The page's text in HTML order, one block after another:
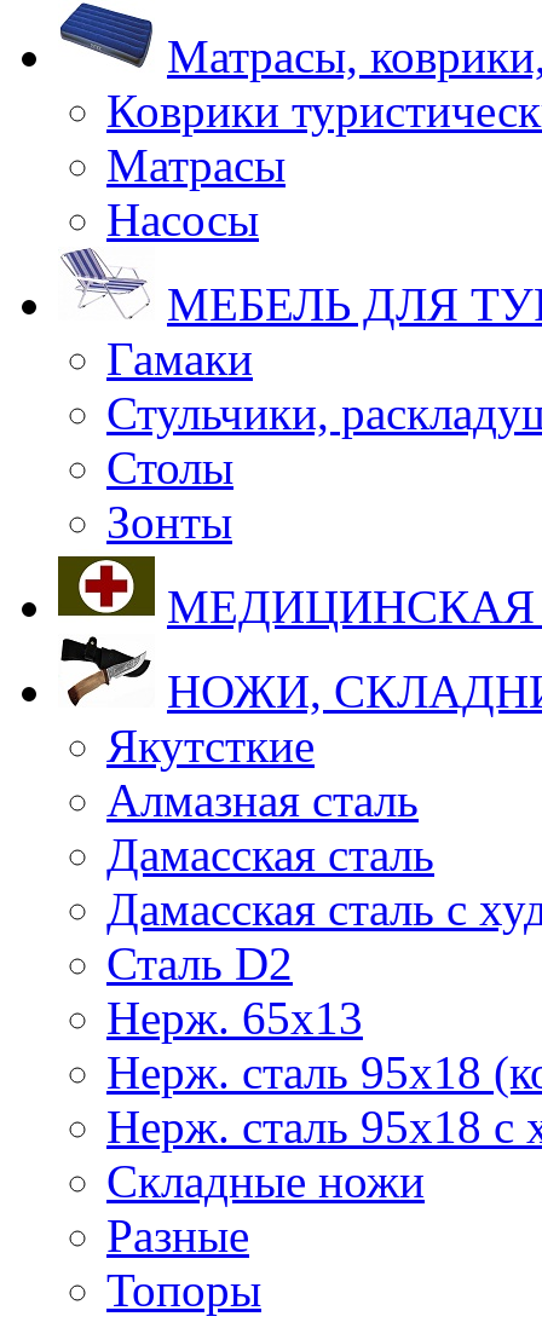
Матрасы,
Коврики
Матрасы
Насосы
МЕБЕЛЬ ДЛЯ
Гамаки
Стульчики,
Столы
Зонты
НОЖИ,
Якутсткие
Алмазная сталь
Дамасская сталь
Дамасская сталь с
Сталь D2
Нерж. 65х13
Нерж. сталь 95х18
Нерж. сталь 95х18 с
Складные ножи
Разные
Топоры